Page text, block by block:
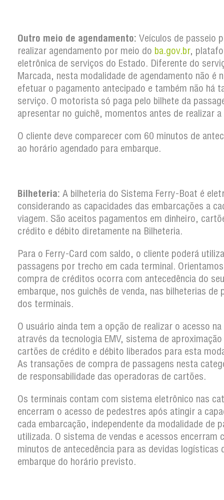
Outro meio de agendamento: Veículos de passeio
realizar agendamento por meio do ba.gov.br,
eletrônica de serviços do Estado. Diferente do
Marcada, nesta modalidade de agendamento não é
efetuar o pagamento antecipado e também não há
serviço. O motorista só paga pelo bilhete da
apresentar no guichê, momentos antes de realizar
O cliente deve comparecer com 60 minutos de
ao horário agendado para embarque.
Bilheteria: A bilheteria do Sistema Ferry-Boat é
considerando as capacidades das embarcações a
viagem. São aceitos pagamentos em dinheiro,
crédito e débito diretamente na Bilheteria.
Para o Ferry-Card com saldo, o cliente poderá
passagens por trecho em cada terminal.
compra de créditos ocorra com antecedência do seu
embarque, nos guichês de venda, nas bilheterias de
dos terminais.
O usuário ainda tem a opção de realizar o acesso
através da tecnologia EMV, sistema de
cartões de crédito e débito liberados para esta
As transações de compra de passagens nesta
de responsabilidade das operadoras de cartões.
Os terminais contam com sistema eletrônico nas
encerram o acesso de pedestres após atingir a
cada embarcação, independente da modalidade de
utilizada. O sistema de vendas e acessos encerram
minutos de antecedência para as devidas logísticas
embarque do horário previsto.